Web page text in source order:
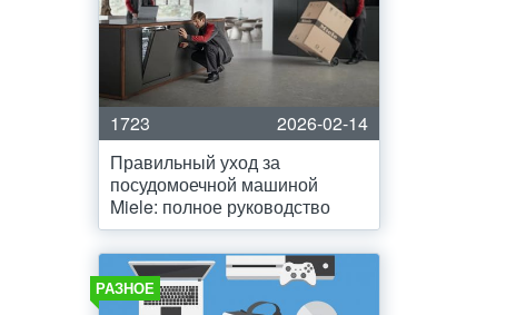
1723
2026-02-14
Правильный уход за
посудомоечной машиной
Miele: полное руководство
РАЗНОЕ